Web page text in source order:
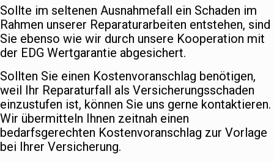
Sollte im seltenen Ausnahmefall ein Schaden im
Rahmen unserer Reparaturarbeiten entstehen, sind
Sie ebenso wie wir durch unsere Kooperation mit
der EDG Wertgarantie abgesichert.
Sollten Sie einen Kostenvoranschlag benötigen,
weil Ihr Reparaturfall als Versicherungsschaden
einzustufen ist, können Sie uns gerne kontaktieren.
Wir übermitteln Ihnen zeitnah einen
bedarfsgerechten Kostenvoranschlag zur Vorlage
bei Ihrer Versicherung.